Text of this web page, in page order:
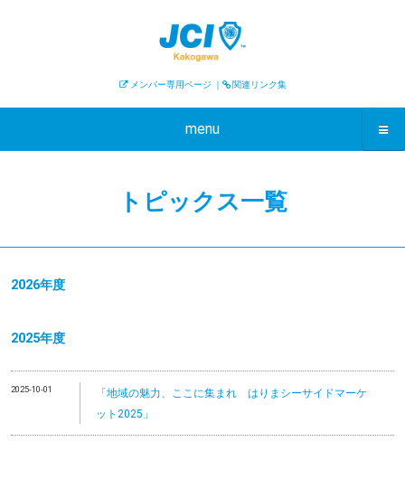
メンバー専用ページ ｜ 関連リンク集
menu
トピックス一覧
2026年度
2025年度
2025-10-01
「地域の魅力、ここに集まれ はりまシーサイドマーケ
ット2025」